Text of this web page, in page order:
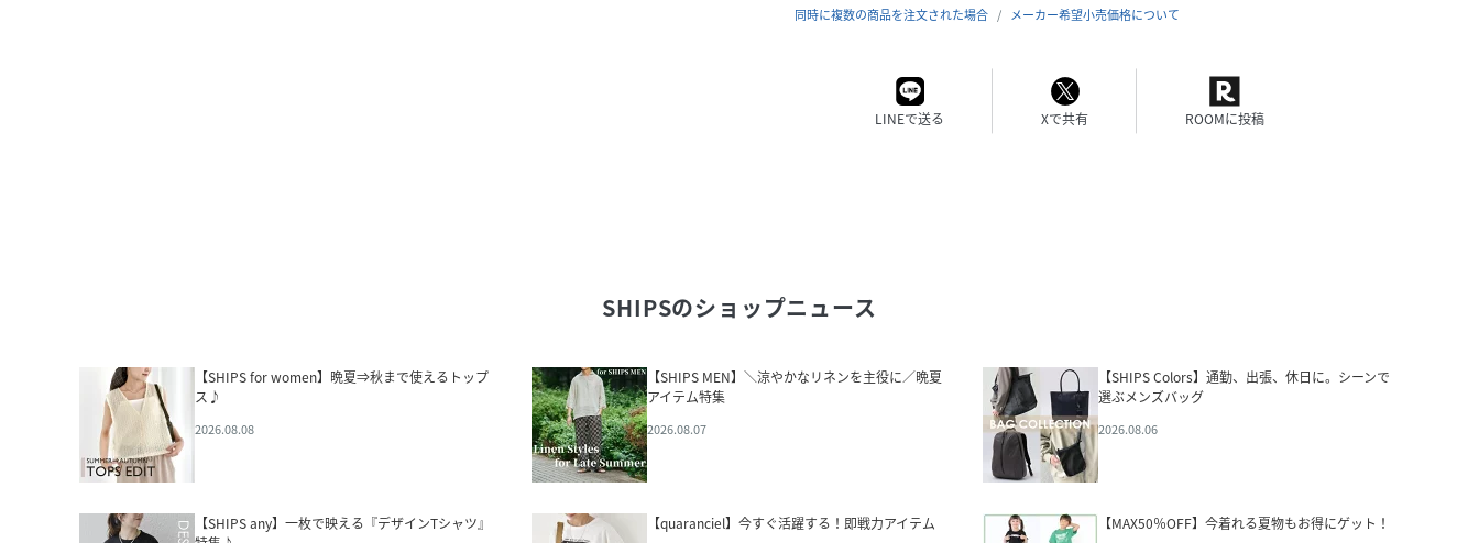
同時に複数の商品を注文された場合
メーカー希望小売価格について
LINEで送る Xで共有 ROOMに投稿
SHIPSのショップニュース
【SHIPS for women】晩夏⇒秋まで使えるトップ
ス♪
2026.08.08
【SHIPS MEN】＼涼やかなリネンを主役に／晩夏
アイテム特集
2026.08.07
【SHIPS Colors】通勤、出張、休日に。シーンで
選ぶメンズバッグ
2026.08.06
【SHIPS any】一枚で映える『デザインTシャツ』
【quaranciel】今すぐ活躍する！即戦力アイテム 【MAX50％OFF】今着れる夏物もお得にゲット！